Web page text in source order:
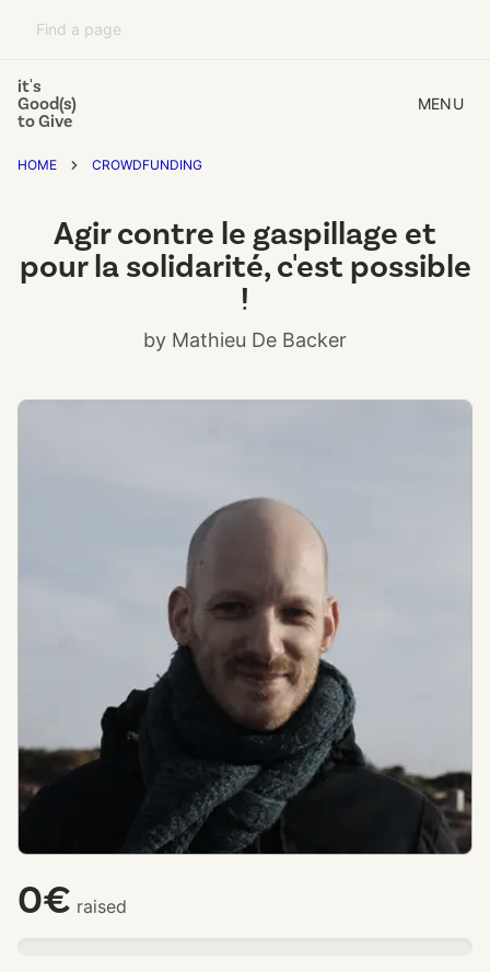
it's
Good(s)
to Give
MENU
HOME CROWDFUNDING
Agir contre le gaspillage et
pour la solidarité, c'est possible
!
by Mathieu De Backer
0€ raised